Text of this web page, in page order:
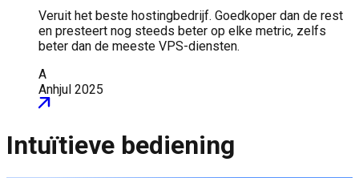
Veruit het beste hostingbedrijf. Goedkoper dan de rest
en presteert nog steeds beter op elke metric, zelfs
beter dan de meeste VPS-diensten.
A
Anhjul 2025
Intuïtieve bediening